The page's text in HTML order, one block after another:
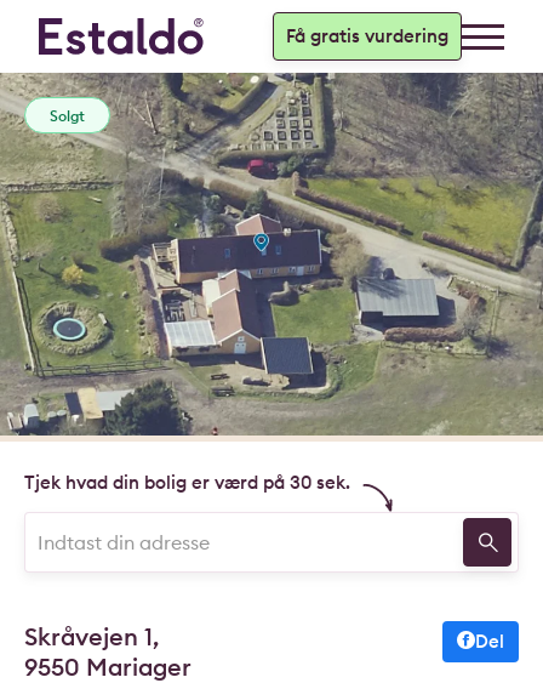
Få gratis vurdering
Solgt
Tjek hvad din bolig er værd på 30 sek.
Skråvejen 1,
9550 Mariager
Del